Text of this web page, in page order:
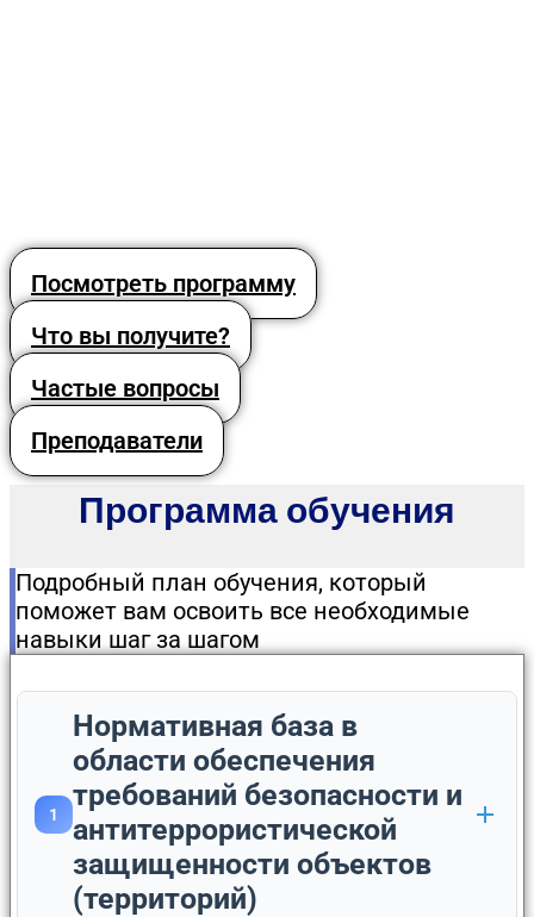
Посмотреть программу
Что вы получите?
Частые вопросы
Преподаватели
Программа обучения
Подробный план обучения, который
поможет вам освоить все необходимые
навыки шаг за шагом
1
Нормативная база в
области обеспечения
требований безопасности и
антитеррористической
защищенности объектов
(территорий)